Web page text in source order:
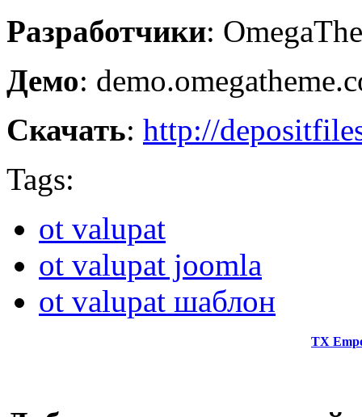
Разработчики:
Демо:
Скачать: http://
Tags:
ot valupat
ot valupat joomla
ot valupat шаблон
TX